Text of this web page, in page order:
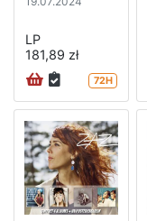
LP
181,89 zł
72H